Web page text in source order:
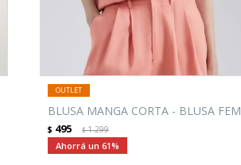
BLUSA MANGA CORTA - BLUSA FEM
$ 495 $1.299
61